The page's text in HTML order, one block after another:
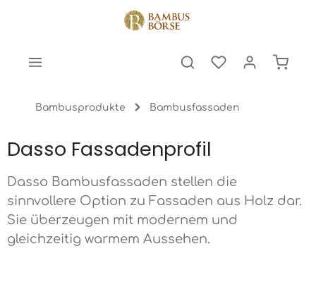
Bambusprodukte Bambusfassaden
Dasso Fassadenprofil
Dasso Bambusfassaden stellen die
sinnvollere Option zu Fassaden aus Holz dar.
Sie überzeugen mit modernem und
gleichzeitig warmem Aussehen.